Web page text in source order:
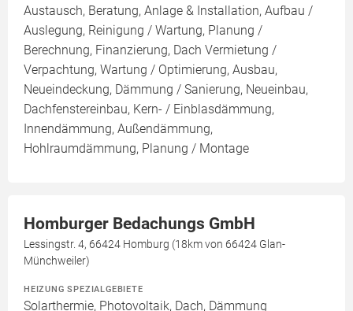
Austausch, Beratung, Anlage & Installation, Aufbau /
Auslegung, Reinigung / Wartung, Planung /
Berechnung, Finanzierung, Dach Vermietung /
Verpachtung, Wartung / Optimierung, Ausbau,
Neueindeckung, Dämmung / Sanierung, Neueinbau,
Dachfenstereinbau, Kern- / Einblasdämmung,
Innendämmung, Außendämmung,
Hohlraumdämmung, Planung / Montage
Homburger Bedachungs GmbH
Lessingstr. 4, 66424 Homburg (18km von 66424 Glan-
Münchweiler)
HEIZUNG SPEZIALGEBIETE
Solarthermie, Photovoltaik, Dach, Dämmung